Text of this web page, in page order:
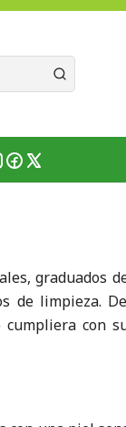
familia
graduados
de limpieza.
con